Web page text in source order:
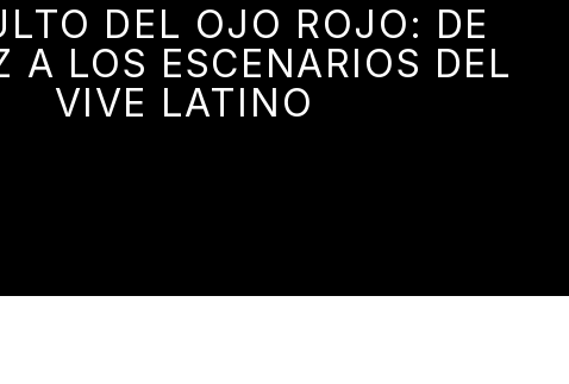
DEL OJO ROJO: DE
A LOS ESCENARIOS DEL
VIVE LATINO